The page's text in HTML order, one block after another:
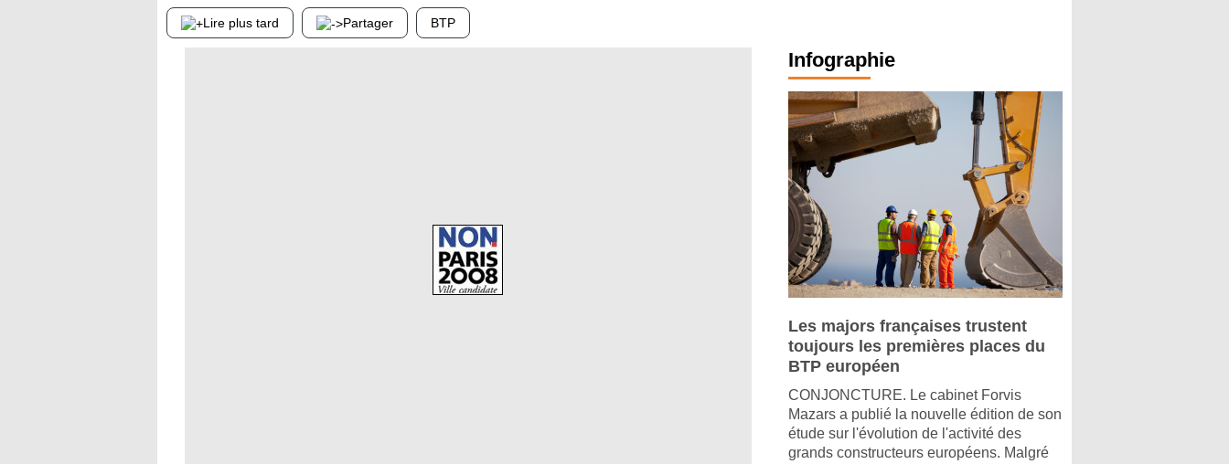
Lire plus tard Partager BTP
Infographie
Les majors françaises trustent
toujours les premières places du
BTP européen
CONJONCTURE. Le cabinet Forvis
Mazars a publié la nouvelle édition de son
étude sur l'évolution de l'activité des
grands constructeurs européens. Malgré